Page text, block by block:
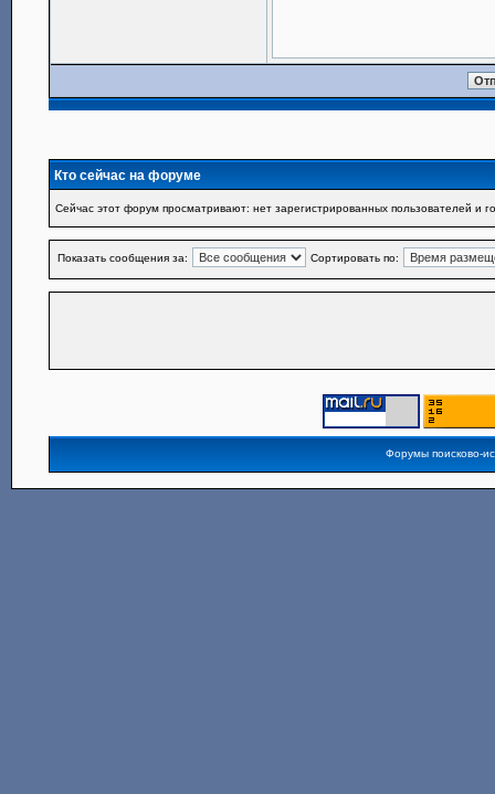
Кто сейчас на форуме
Сейчас этот форум просматривают: нет зарегистрированных пользователей и
Показать сообщения за: Сортировать по:
Форумы поисково-